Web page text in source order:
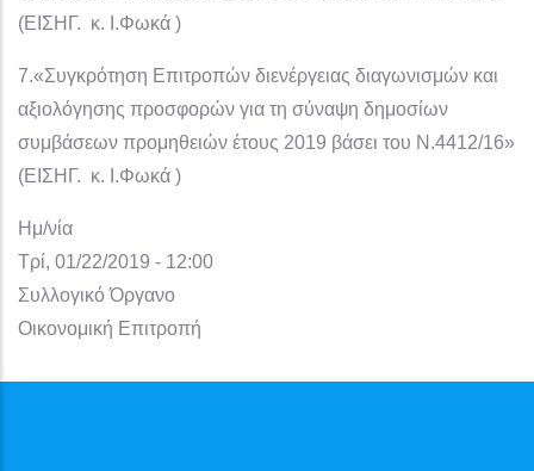
(ΕΙΣΗΓ. κ. I.Φωκά )
7.«Συγκρότηση Επιτροπών διενέργειας διαγωνισμών και
αξιολόγησης προσφορών για τη σύναψη δημοσίων
συμβάσεων προμηθειών έτους 2019 βάσει του Ν.4412/16»
(ΕΙΣΗΓ. κ. I.Φωκά )
Ημ/νία
Τρί, 01/22/2019 - 12:00
Συλλογικό Όργανο
Οικονομική Επιτροπή